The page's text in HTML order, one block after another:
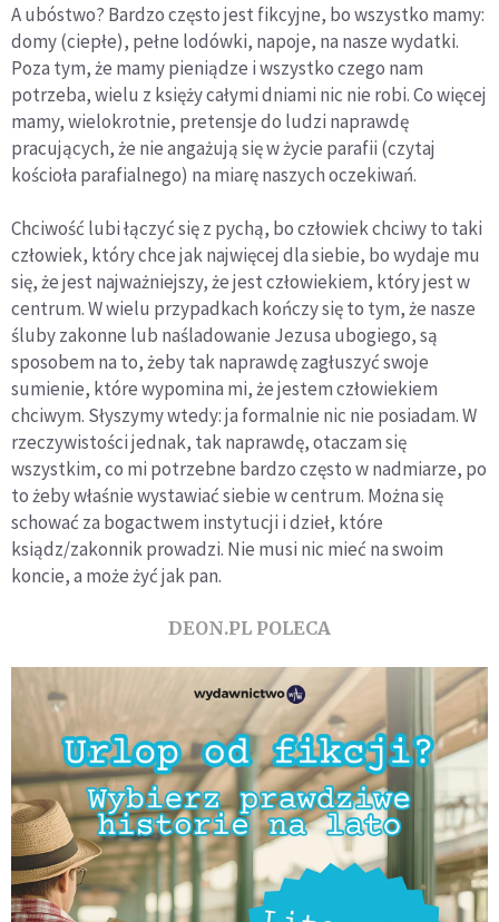
A ubóstwo? Bardzo często jest fikcyjne, bo wszystko mamy:
domy (ciepłe), pełne lodówki, napoje, na nasze wydatki.
Poza tym, że mamy pieniądze i wszystko czego nam
potrzeba, wielu z księży całymi dniami nic nie robi. Co więcej
mamy, wielokrotnie, pretensje do ludzi naprawdę
pracujących, że nie angażują się w życie parafii (czytaj
kościoła parafialnego) na miarę naszych oczekiwań.
Chciwość lubi łączyć się z pychą, bo człowiek chciwy to taki
człowiek, który chce jak najwięcej dla siebie, bo wydaje mu
się, że jest najważniejszy, że jest człowiekiem, który jest w
centrum. W wielu przypadkach kończy się to tym, że nasze
śluby zakonne lub naśladowanie Jezusa ubogiego, są
sposobem na to, żeby tak naprawdę zagłuszyć swoje
sumienie, które wypomina mi, że jestem człowiekiem
chciwym. Słyszymy wtedy: ja formalnie nic nie posiadam. W
rzeczywistości jednak, tak naprawdę, otaczam się
wszystkim, co mi potrzebne bardzo często w nadmiarze, po
to żeby właśnie wystawiać siebie w centrum. Można się
schować za bogactwem instytucji i dzieł, które
ksiądz/zakonnik prowadzi. Nie musi nic mieć na swoim
koncie, a może żyć jak pan.
DEON.PL POLECA